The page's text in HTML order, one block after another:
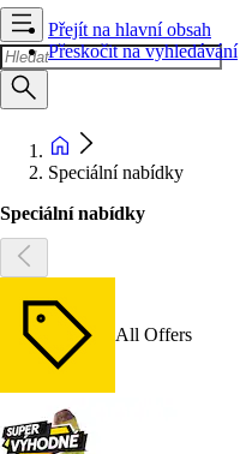
Přejít na hlavní obsah
Přeskočit na vyhledávání
Speciální nabídky
Speciální nabídky
All Offers